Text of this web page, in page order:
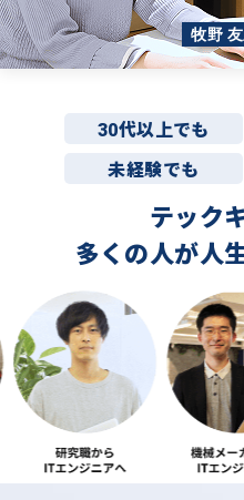
牧野
30代以上でも
未経験でも
テック
多くの人が人